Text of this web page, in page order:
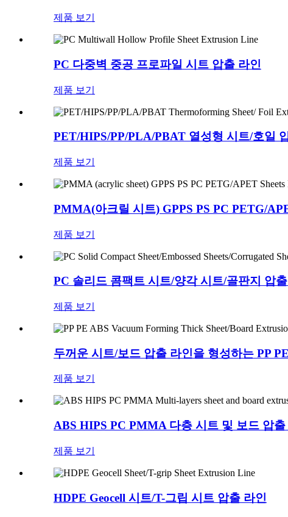
제품 보기
PC 다중벽 중공 프로파일 시트 압출 라인
제품 보기
PET/HIPS/PP/PLA/PBAT 열성형 시트/호일
제품 보기
PMMA(아크릴 시트) GPPS PS PC PETG/
제품 보기
PC 솔리드 콤팩트 시트/양각 시트/골판지 압
제품 보기
두꺼운 시트/보드 압출 라인을 형성하는 PP
제품 보기
ABS HIPS PC PMMA 다층 시트 및 보드 압출
제품 보기
HDPE Geocell 시트/T-그립 시트 압출 라인